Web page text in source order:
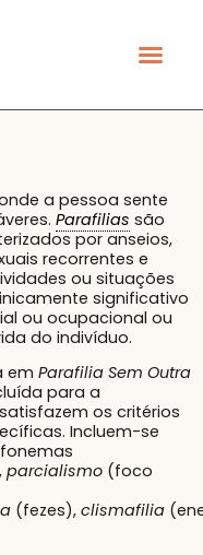
a pessoa sente
Parafilias são
por anseios,
recorrentes e
ou situações
significativo
ou ocupacional ou
do indivíduo.
em Parafilia Sem Outra
para a
os critérios
Incluem-se
parcialismo (foco
(fezes), clismafilia